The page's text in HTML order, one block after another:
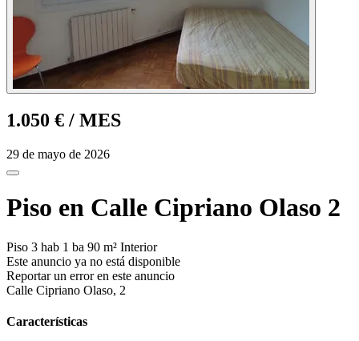
1.050 € / MES
29 de mayo de 2026
Piso en Calle Cipriano Olaso 2
Piso 3 hab 1 ba 90 m² Interior
Este anuncio ya no está disponible
Reportar un error en este anuncio
Calle Cipriano Olaso, 2
Características